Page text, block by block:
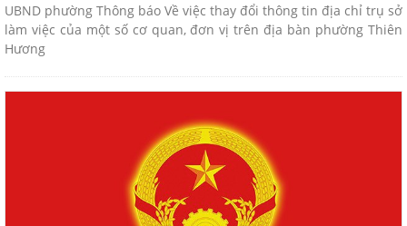
UBND phường Thông báo Về việc thay đổi thông tin địa chỉ trụ sở
làm việc của một số cơ quan, đơn vị trên địa bàn phường Thiên
Hương